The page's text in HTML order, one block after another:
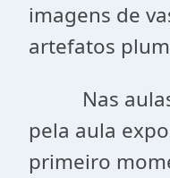
imagens de
artefatos
Nas aulas
pela aula
primeiro